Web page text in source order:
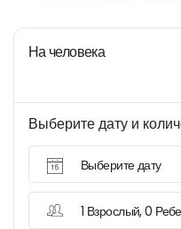
На человека
Выберите дату и
Выберите дату
1 Взрослый, 0